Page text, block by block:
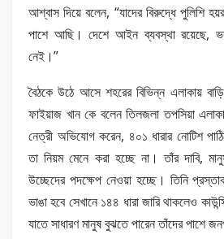
আশ্বাস দিয়ে বলেন, “যাদের বিরুদ্ধে পুলিশি
পাশে আছি। দেশে আইন ব্যবস্থা রয়েছে,
নেই।”
বৈঠকে উঠে আসে শহরের বিভিন্ন এলাকায়
ফাইয়াজ খান কে বলেন তিলজলা তপসিয়া
নেত্রী অভিযোগ করেন, ৪০১ ধারার নোটিশ
তা নিয়ম মেনে করা হচ্ছে না। তাঁর দাবি,
উচ্ছেদের পদক্ষেপ নেওয়া হচ্ছে। তিনি
ভাঙা হবে সেখানে ১৪৪ ধারা জারি থাকলেও
যাতে সাধারণ মানুষ বুঝতে পারেন তাঁদের পাশে